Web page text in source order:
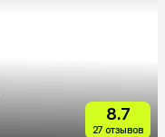
8.7
27 отзывов